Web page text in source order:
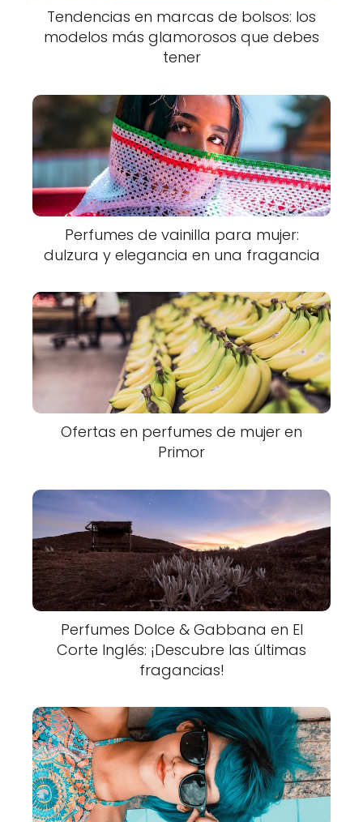
Tendencias en marcas de bolsos: los
modelos más glamorosos que debes
tener
Perfumes de vainilla para mujer:
dulzura y elegancia en una fragancia
Ofertas en perfumes de mujer en
Primor
Perfumes Dolce & Gabbana en El
Corte Inglés: ¡Descubre las últimas
fragancias!